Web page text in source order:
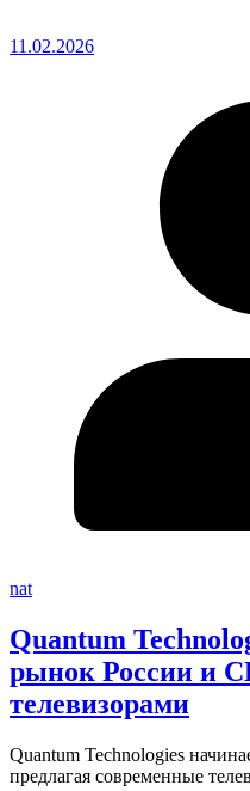
11.02.2026
nat
Quantum
рынок России и
телевизорами
Quantum Technologies
предлагая современные